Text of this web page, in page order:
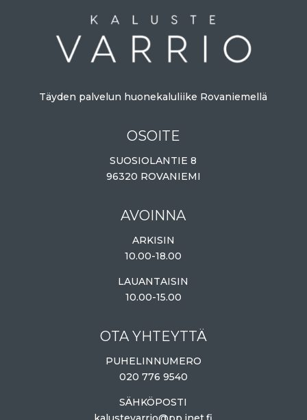
Täyden palvelun huonekaluliike Rovaniemellä
OSOITE
SUOSIOLANTIE 8
96320 ROVANIEMI
AVOINNA
ARKISIN
10.00-18.00
LAUANTAISIN
10.00-15.00
OTA YHTEYTTÄ
PUHELINNUMERO
020 776 9540
SÄHKÖPOSTI